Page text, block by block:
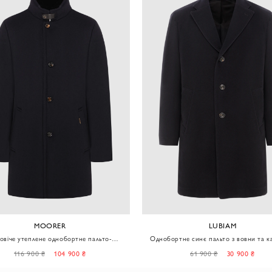
MOORER
утеплене однобортне пальто-
116 900 ₴ 104 900 ₴
LUBIAM
Однобортне синє пальто з вовни та
61 900 ₴ 30 900 ₴